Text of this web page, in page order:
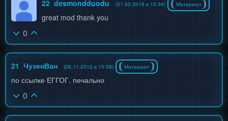
22 desmondduodu (01.03.2018 в 15:34) Материал
great mod thank you
0
21 ЧузенВан (26.11.2012 в 15:58) Материал
по ссылке ЕГГОГ. печально
0